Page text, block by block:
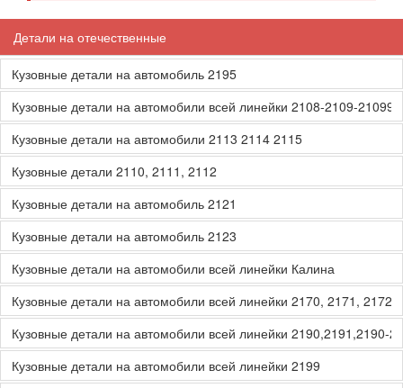
Детали на отечественные
Кузовные детали на автомобиль 2195
Кузовные детали на автомобили всей линейки 2108-2109-21099
Кузовные детали на автомобили 2113 2114 2115
Кузовные детали 2110, 2111, 2112
Кузовные детали на автомобиль 2121
Кузовные детали на автомобиль 2123
Кузовные детали на автомобили всей линейки Калина
Кузовные детали на автомобили всей линейки 2170, 2171, 2172,
Кузовные детали на автомобили всей линейки 2190,2191,2190-2
Кузовные детали на автомобили всей линейки 2199